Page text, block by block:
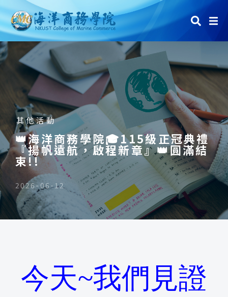
其他活動
👑海洋商務學院🎓115級正冠典禮
『揚帆遠航，啟程新章』👑圓滿結
束!!
2026-06-12
今天~我們見證